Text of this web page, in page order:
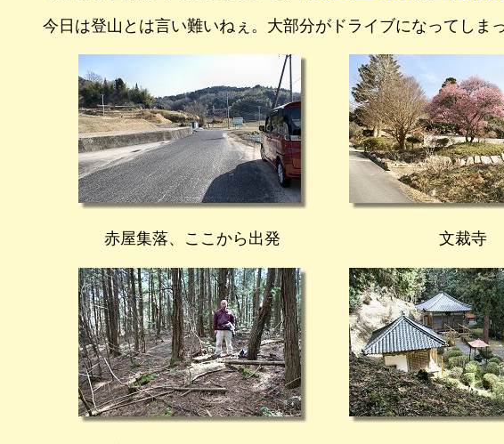
今日は登山とは言い難いねぇ。大部分がドライブになってしま
赤屋集落、ここから出発 文裁寺